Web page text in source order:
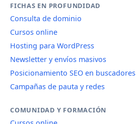
FICHAS EN PROFUNDIDAD
Consulta de dominio
Cursos online
Hosting para WordPress
Newsletter y envíos masivos
Posicionamiento SEO en buscadores
Campañas de pauta y redes
COMUNIDAD Y FORMACIÓN